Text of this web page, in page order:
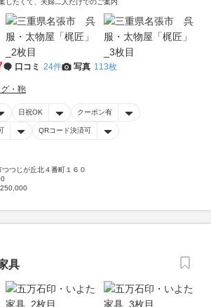
したくて、夫婦二人だけでのご案内
口コミ 24件 写真 113枚
・鞄
日祝OK クーポン有
QRコード決済可
つつじが丘北４番町１６０
具